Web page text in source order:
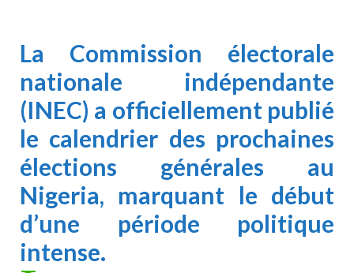
La Commission électorale
nationale indépendante
(INEC) a officiellement publié
le calendrier des prochaines
élections générales au
Nigeria, marquant le début
d’une période politique
intense.